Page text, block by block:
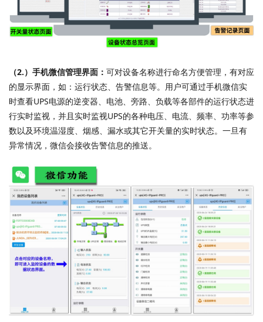
（2.）手机微信管理界面： 可对设备名称进行命名方便管理，有对应
的显示界面，如：运行状态、告警信息等。用户可通过手机微信实
时查看UPS电源的逆变器、电池、旁路、负载等各部件的运行状态进
行实时监视，并且实时监视UPS的各种电压、电流、频率、功率等参
数以及环境温湿度、烟感、漏水或其它开关量的实时状态。一旦有
异常情况，微信会接收告警信息的推送。